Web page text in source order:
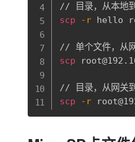
scp
-r hello
scp
scp
-r